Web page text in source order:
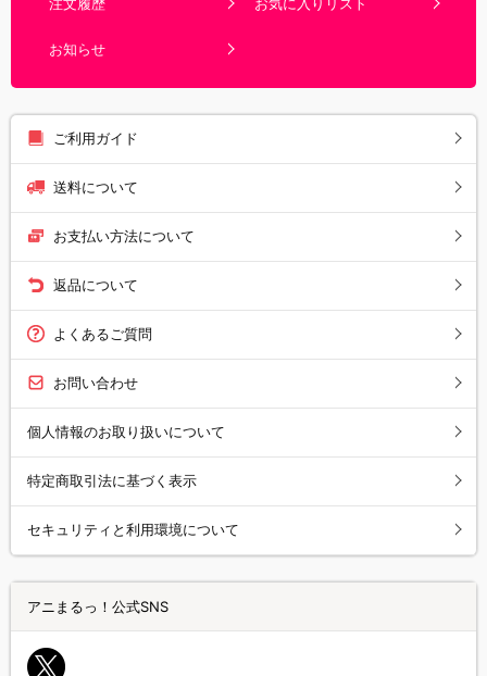
お知らせ
ご利用ガイド
送料について
お支払い方法について
返品について
よくあるご質問
お問い合わせ
個人情報のお取り扱いについて
特定商取引法に基づく表示
セキュリティと利用環境について
アニまるっ！公式SNS